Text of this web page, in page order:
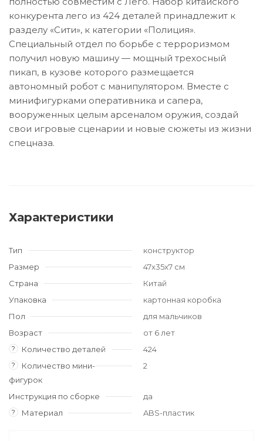
конкурента лего из 424 деталей принадлежит к
разделу «Сити», к категории «Полиция».
Специальный отдел по борьбе с терроризмом
получил новую машину — мощный трехосный
пикап, в кузове которого размещается
автономный робот с манипулятором. Вместе с
минифигурками оперативника и сапера,
вооруженных целым арсеналом оружия, создай
свои игровые сценарии и новые сюжеты из жизни
спецназа.
Характеристики
Тип
конструктор
Размер
47x35x7 см
Страна
Китай
Упаковка
картонная коробка
Пол
для мальчиков
Возраст
от 6 лет
? Количество деталей 424
?
Количество мини-
фигурок
2
Инструкция по сборке да
? Материал ABS-пластик